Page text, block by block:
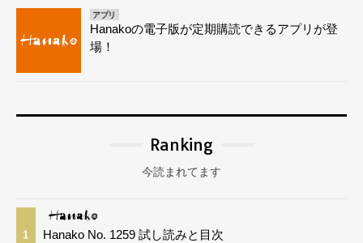
アプリ
Hanakoの電子版が定期購読できるアプリが登
場！
Ranking
今読まれてます
1 Hanako No. 1259 試し読みと目次